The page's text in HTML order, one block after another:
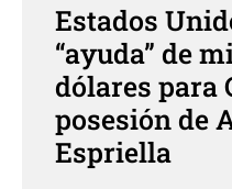
Estados
“ayuda” de
dólares para
posesión de
Espriella